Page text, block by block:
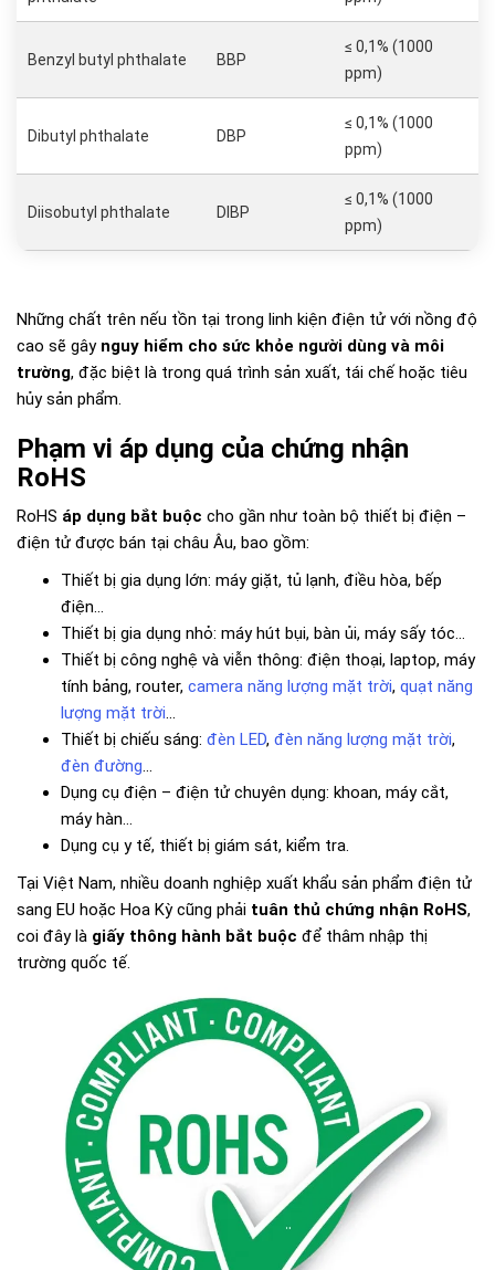
Benzyl butyl phthalate BBP
≤ 0,1% (1000
ppm)
Dibutyl phthalate DBP
≤ 0,1% (1000
ppm)
Diisobutyl phthalate DIBP
≤ 0,1% (1000
ppm)
Những chất trên nếu tồn tại trong linh kiện điện tử với nồng độ
cao sẽ gây nguy hiểm cho sức khỏe người dùng và môi
trường, đặc biệt là trong quá trình sản xuất, tái chế hoặc tiêu
hủy sản phẩm.
Phạm vi áp dụng của chứng nhận
RoHS
RoHS áp dụng bắt buộc cho gần như toàn bộ thiết bị điện –
điện tử được bán tại châu Âu, bao gồm:
Thiết bị gia dụng lớn: máy giặt, tủ lạnh, điều hòa, bếp
điện...
Thiết bị gia dụng nhỏ: máy hút bụi, bàn ủi, máy sấy tóc...
Thiết bị công nghệ và viễn thông: điện thoại, laptop, máy
tính bảng, router, camera năng lượng mặt trời, quạt năng
lượng mặt trời...
Thiết bị chiếu sáng: đèn LED, đèn năng lượng mặt trời,
đèn đường...
Dụng cụ điện – điện tử chuyên dụng: khoan, máy cắt,
máy hàn…
Dụng cụ y tế, thiết bị giám sát, kiểm tra.
Tại Việt Nam, nhiều doanh nghiệp xuất khẩu sản phẩm điện tử
sang EU hoặc Hoa Kỳ cũng phải tuân thủ chứng nhận RoHS,
coi đây là giấy thông hành bắt buộc để thâm nhập thị
trường quốc tế.